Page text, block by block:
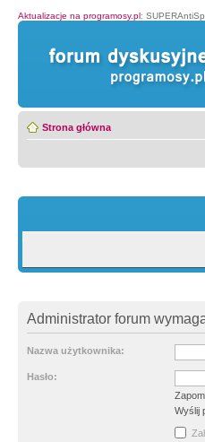
Aktualizacje na programosy.pl:
Strona główna
Administrator forum
Nazwa użytkownika:
Hasło:
Wyślij